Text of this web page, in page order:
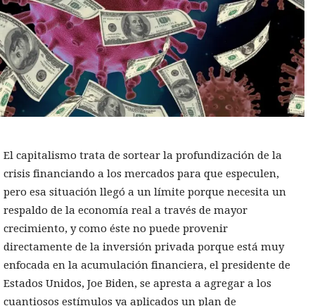
El capitalismo trata de sortear la profundización de la
crisis financiando a los mercados para que especulen,
pero esa situación llegó a un límite porque necesita un
respaldo de la economía real a través de mayor
crecimiento, y como éste no puede provenir
directamente de la inversión privada porque está muy
enfocada en la acumulación financiera, el presidente de
Estados Unidos, Joe Biden, se apresta a agregar a los
cuantiosos estímulos ya aplicados un plan de